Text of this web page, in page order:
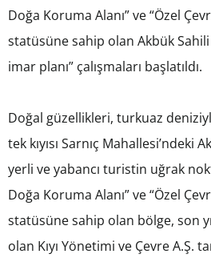
Doğa Koruma Alanı” ve “Özel
statüsüne sahip olan Akbük Sahili
imar planı” çalışmaları başlatıldı.
Doğal güzellikleri, turkuaz
tek kıyısı Sarnıç Mahallesi’ndeki
yerli ve yabancı turistin uğrak
Doğa Koruma Alanı” ve “Özel
statüsüne sahip olan bölge, son
olan Kıyı Yönetimi ve Çevre A.Ş.